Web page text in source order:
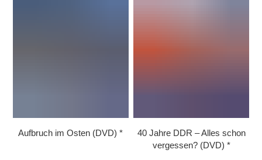
Aufbruch im Osten (DVD)
40 Jahre DDR – Alles schon
vergessen? (DVD)